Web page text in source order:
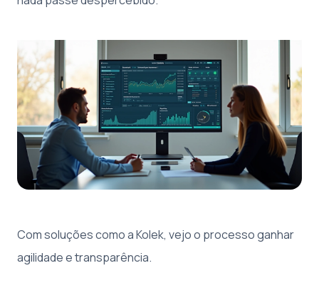
Com soluções como a Kolek, vejo o processo ganhar
agilidade e transparência.